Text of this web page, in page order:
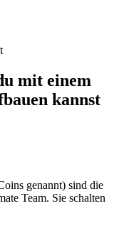
mit einem
kannst
genannt) sind die
Team. Sie schalten